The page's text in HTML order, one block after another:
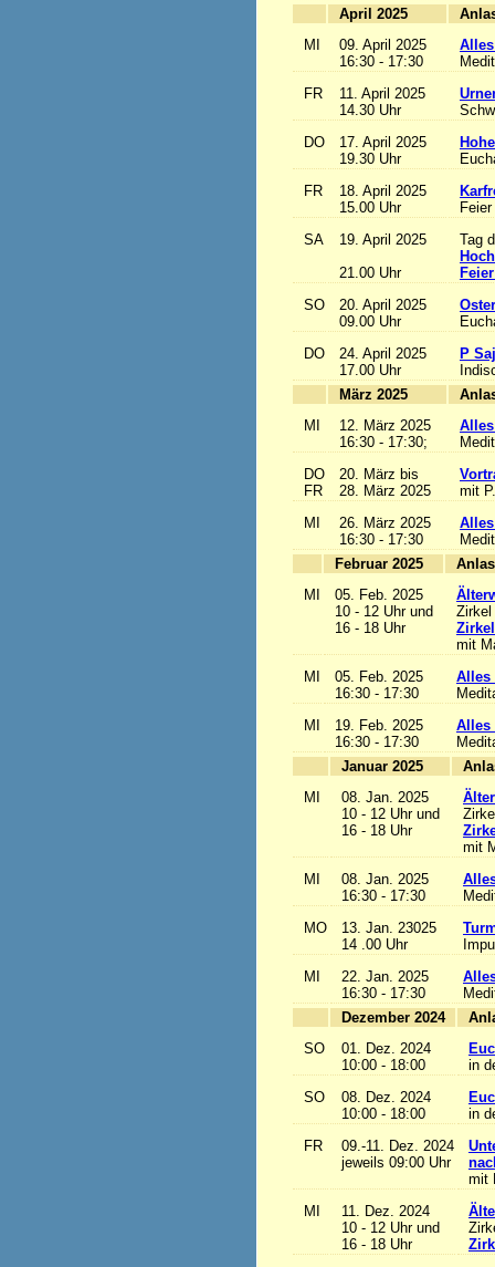
April 2025
MI
09. April 2025
16:30 - 17:30
FR
11. April 2025
14.30 Uhr
DO
17. April 2025
19.30 Uhr
FR
18. April 2025
15.00 Uhr
SA
19. April 2025
21.00 Uhr
Tag
SO
20. April 2025
09.00 Uhr
DO
24. April 2025
17.00 Uhr
P
März 2025
MI
12. März 2025
16:30 - 17:30;
DO
FR
20. März bis
28. März 2025
mit
MI
26. März 2025
16:30 - 17:30
Februar 2025
MI
05. Feb. 2025
10 - 12 Uhr und
16 - 18 Uhr
Zirkel
mit
MI
05. Feb. 2025
16:30 - 17:30
Alles
MI
19. Feb. 2025
16:30 - 17:30
Alles
Januar 2025
MI
08. Jan. 2025
10 - 12 Uhr und
16 - 18 Uhr
mit
MI
08. Jan. 2025
16:30 - 17:30
MO
13. Jan. 23025
14 .00 Uhr
MI
22. Jan. 2025
16:30 - 17:30
Dezember 2024
SO
01. Dez. 2024
10:00 - 18:00
in
SO
08. Dez. 2024
10:00 - 18:00
in
FR
09.-11. Dez. 2024
jeweils 09:00 Uhr
mit
MI
11. Dez. 2024
10 - 12 Uhr und
16 - 18 Uhr